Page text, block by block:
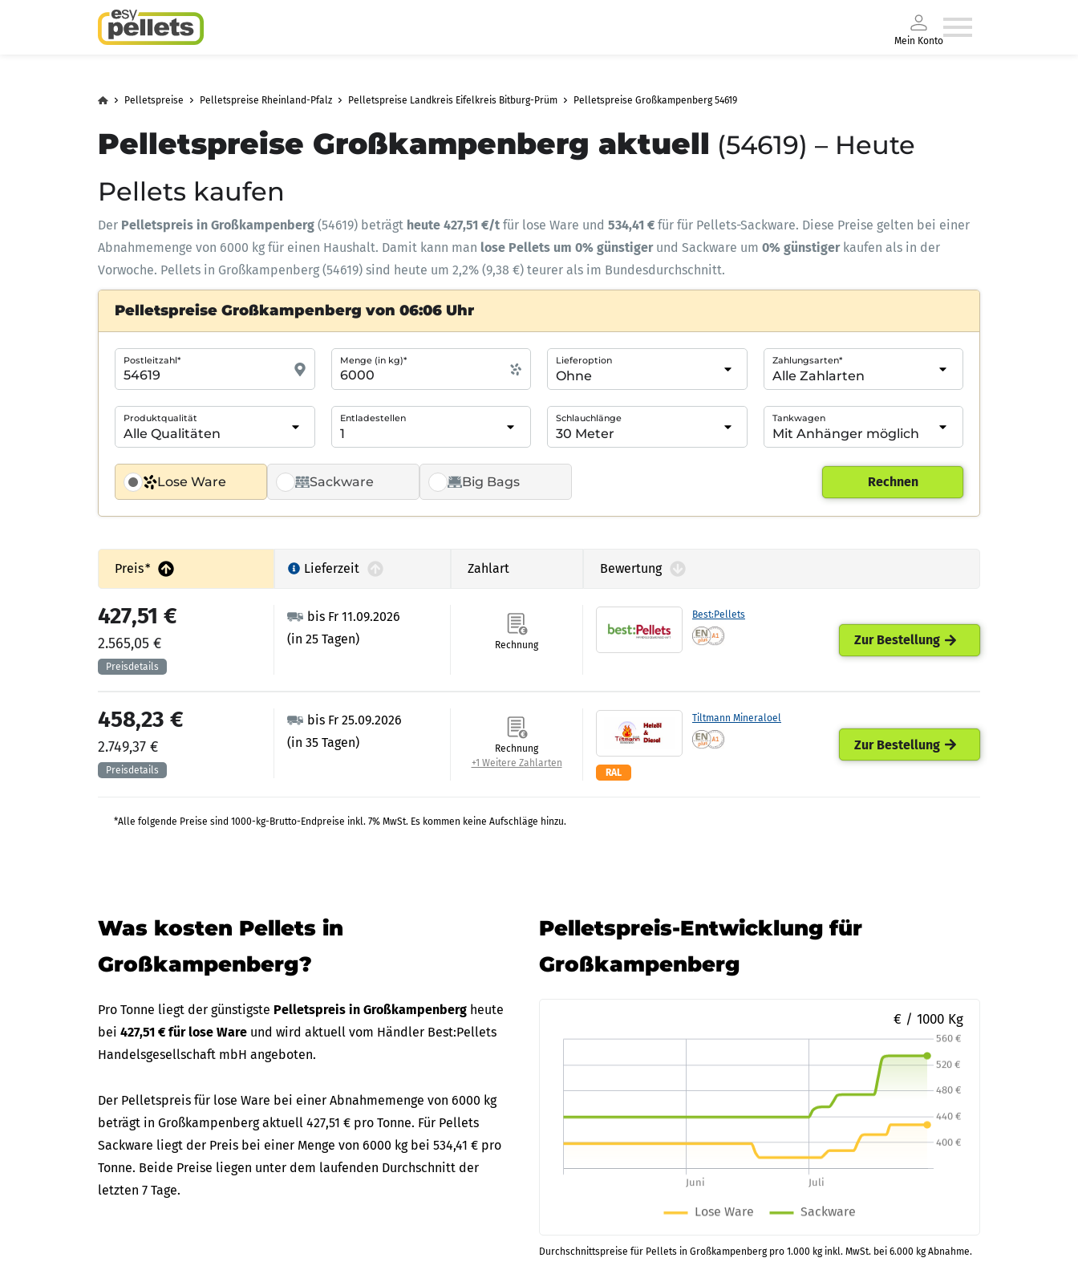
Mein Konto
Pelletspreise Pelletspreise Rheinland-Pfalz Pelletspreise Landkreis Eifelkreis Bitburg-Prüm Pelletspreise Großkampenberg 54619
Pelletspreise Großkampenberg aktuell (54619) – Heute
Pellets kaufen
Der Pelletspreis in Großkampenberg (54619) beträgt heute 427,51 €/t für lose Ware und 534,41 € für für Pellets-Sackware. Diese Preise gelten bei einer
Abnahmemenge von 6000 kg für einen Haushalt. Damit kann man lose Pellets um 0% günstiger und Sackware um 0% günstigerkaufen als in der
Vorwoche. Pellets in Großkampenberg (54619) sind heute um 2,2% (9,38 €) teurer als im Bundesdurchschnitt.
Pelletspreise Großkampenberg von 06:06 Uhr
Lose Ware Sackware Big Bags
Postleitzahl* Menge (in kg)* Lieferoption Zahlungsarten*
Produktqualität Entladestellen Schlauchlänge Tankwagen
Rechnen
Preis* Lieferzeit Zahlart Bewertung
Best:Pellets
bis Fr 11.09.2026
(in 25 Tagen)
427,51 €
2.565,05 € Rechnung Zur Bestellung
Tiltmann Mineraloel
RAL
bis Fr 25.09.2026
(in 35 Tagen)
458,23 €
2.749,37 €
Rechnung
+1 Weitere Zahlarten
Zur Bestellung
*Alle folgende Preise sind 1000-kg-Brutto-Endpreise inkl. 7% MwSt. Es kommen keine Aufschläge hinzu.
Was kosten Pellets in
Großkampenberg?
Pro Tonne liegt der günstigste Pelletspreis in Großkampenberg heute
bei 427,51 € für lose Ware und wird aktuell vom Händler Best:Pellets
Handelsgesellschaft mbH angeboten.
Der Pelletspreis für lose Ware bei einer Abnahmemenge von 6000 kg
beträgt in Großkampenberg aktuell 427,51 € pro Tonne. Für Pellets
Sackware liegt der Preis bei einer Menge von 6000 kg bei 534,41 € pro
Tonne. Beide Preise liegen unter dem laufenden Durchschnitt der
letzten 7 Tage.
Pelletspreis-Entwicklung für
Großkampenberg
€ / 1000 Kg
Durchschnittspreise für Pellets in Großkampenberg pro 1.000 kg inkl. MwSt. bei 6.000 kg Abnahme.